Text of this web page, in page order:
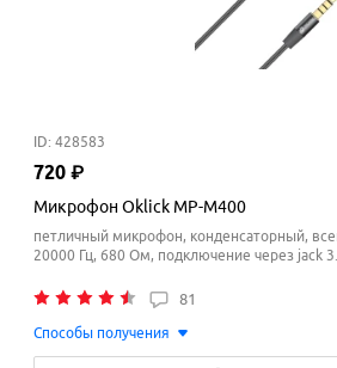
ID: 428583
720 ₽
Микрофон Oklick MP-M400
петличный микрофон, конденсаторный,
20000 Гц, 680 Ом, подключение через jack
81
Способы получения